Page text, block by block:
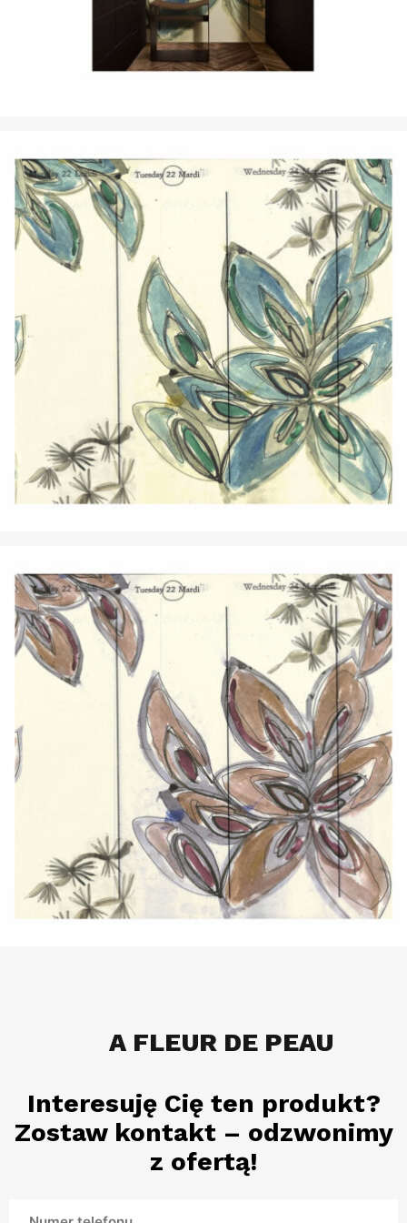
A FLEUR DE PEAU
Interesuję Cię ten produkt?
Zostaw kontakt – odzwonimy
z ofertą!